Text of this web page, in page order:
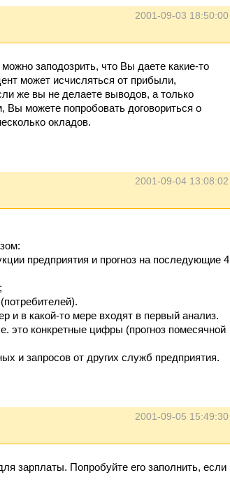
2001-09-03 18:50:00
заподозрить, что Вы даете какие-то
может исчисляться от прибыли,
же вы не делаете выводов, а только
можете попробовать договориться о
окладов.
2001-09-04 13:08:02
предприятия и прогноз на последующие 4
и в какой-то мере входят в первый анализ.
это конкретные цифры (прогноз помесячной
и запросов от других служб предприятия.
2001-09-05 15:49:30
зарплаты. Попробуйте его заполнить, если